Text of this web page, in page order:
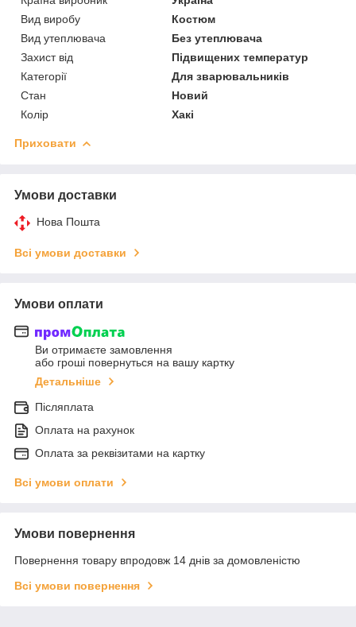
Вид виробу
Костюм
Вид утеплювача
Без утеплювача
Захист від
Підвищених температур
Категорії
Для зварювальників
Стан
Новий
Колір
Хакі
Приховати
Умови доставки
Нова Пошта
Всі умови доставки
Умови оплати
Ви отримаєте замовлення
або гроші повернуться на вашу картку
Детальніше
Післяплата
Оплата на рахунок
Оплата за реквізитами на картку
Всі умови оплати
Умови повернення
Повернення товару впродовж 14 днів за домовленістю
Всі умови повернення